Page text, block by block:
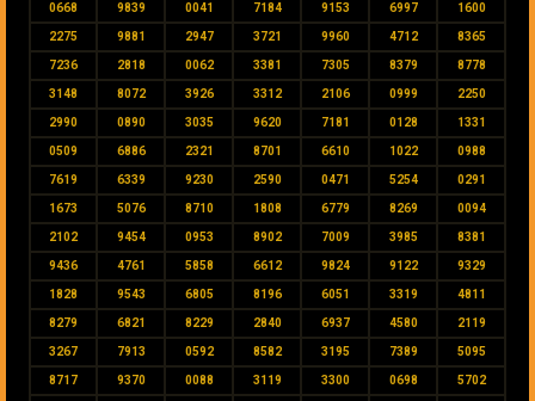
0668 9839 0041 7184 9153 6997 1600
2275 9881 2947 3721 9960 4712 8365
7236 2818 0062 3381 7305 8379 8778
3148 8072 3926 3312 2106 0999 2250
2990 0890 3035 9620 7181 0128 1331
0509 6886 2321 8701 6610 1022 0988
7619 6339 9230 2590 0471 5254 0291
1673 5076 8710 1808 6779 8269 0094
2102 9454 0953 8902 7009 3985 8381
9436 4761 5858 6612 9824 9122 9329
1828 9543 6805 8196 6051 3319 4811
8279 6821 8229 2840 6937 4580 2119
3267 7913 0592 8582 3195 7389 5095
8717 9370 0088 3119 3300 0698 5702